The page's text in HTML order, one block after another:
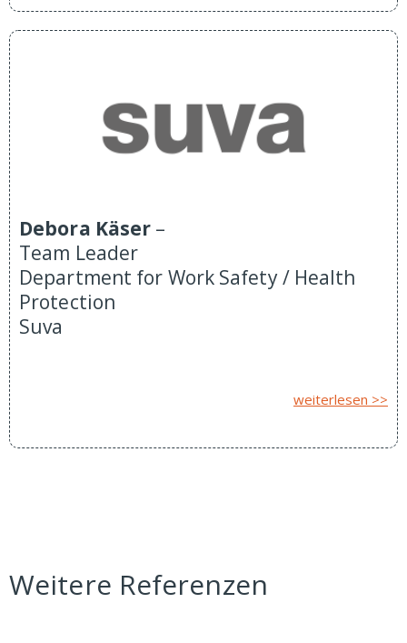
Debora Käser –
Team Leader
Department for Work Safety / Health
Protection
Suva
weiterlesen >>
Weitere Referenzen